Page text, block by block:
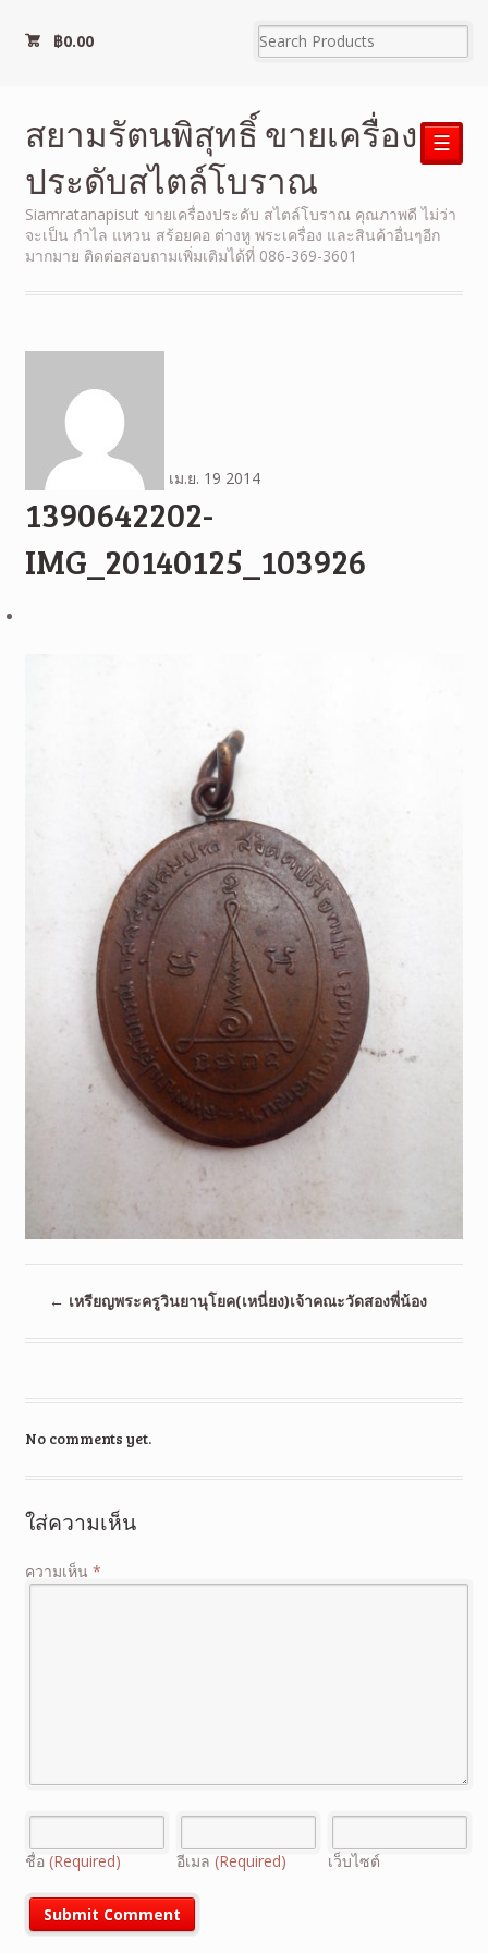
฿0.00
สยามรัตนพิสุทธิ์ ขายเครื่อง
ประดับสไตล์โบราณ
Siamratanapisut ขายเครื่องประดับ สไตล์โบราณ คุณภาพดี ไม่ว่า
จะเป็น กำไล แหวน สร้อยคอ ต่างหู พระเครื่อง และสินค้าอื่นๆอีก
มากมาย ติดต่อสอบถามเพิ่มเติมได้ที่ 086-369-3601
☰
เม.ย. 19 2014
1390642202-
IMG_20140125_103926
← เหรียญพระครูวินยานุโยค(เหนี่ยง)เจ้าคณะวัดสองพี่น้อง
No comments yet.
ใส่ความเห็น
ความเห็น *
ชื่อ (Required) อีเมล (Required) เว็บไซต์